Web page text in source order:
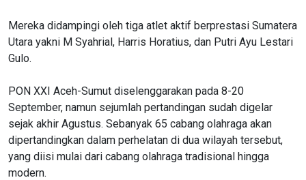
Mereka didampingi oleh tiga atlet aktif berprestasi Sumatera
Utara yakni M Syahrial, Harris Horatius, dan Putri Ayu Lestari
Gulo.
PON XXI Aceh-Sumut diselenggarakan pada 8-20
September, namun sejumlah pertandingan sudah digelar
sejak akhir Agustus. Sebanyak 65 cabang olahraga akan
dipertandingkan dalam perhelatan di dua wilayah tersebut,
yang diisi mulai dari cabang olahraga tradisional hingga
modern.